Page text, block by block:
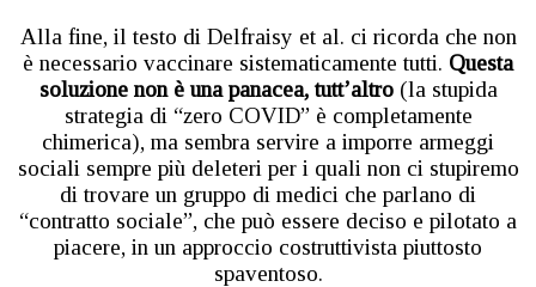
Alla fine, il testo di Delfraisy et al. ci ricorda che non
è necessario vaccinare sistematicamente tutti. Questa
soluzione non è una panacea, tutt’altro(la stupida
strategia di “zero COVID” è completamente
chimerica), ma sembra servire a imporre armeggi
sociali sempre più deleteri per i quali non ci stupiremo
di trovare un gruppo di medici che parlano di
“contratto sociale”, che può essere deciso e pilotato a
piacere, in un approccio costruttivista piuttosto
spaventoso.